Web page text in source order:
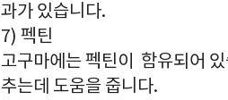
과가 있습니다.
7) 펙틴
고구마에는 펙틴이 함유되어
추는데 도움을 줍니다.